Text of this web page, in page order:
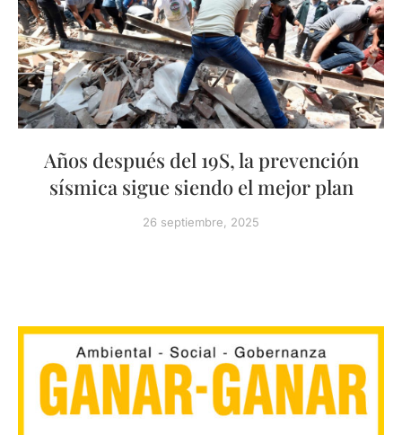
Años después del 19S, la prevención
sísmica sigue siendo el mejor plan
26 septiembre, 2025